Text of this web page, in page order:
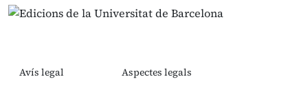
Avís legal
Aspectes legals